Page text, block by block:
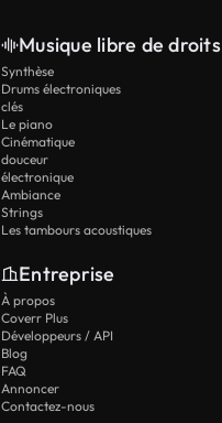
Musique libre de droits
Synthèse
Drums électroniques
clés
Le piano
Cinématique
douceur
électronique
Ambiance
Strings
Les tambours acoustiques
Entreprise
À propos
Coverr Plus
Développeurs / API
Blog
FAQ
Annoncer
Contactez-nous